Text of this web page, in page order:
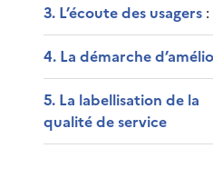
3. L’écoute des usagers :
4. La démarche
5. La labellisation de la
qualité de service